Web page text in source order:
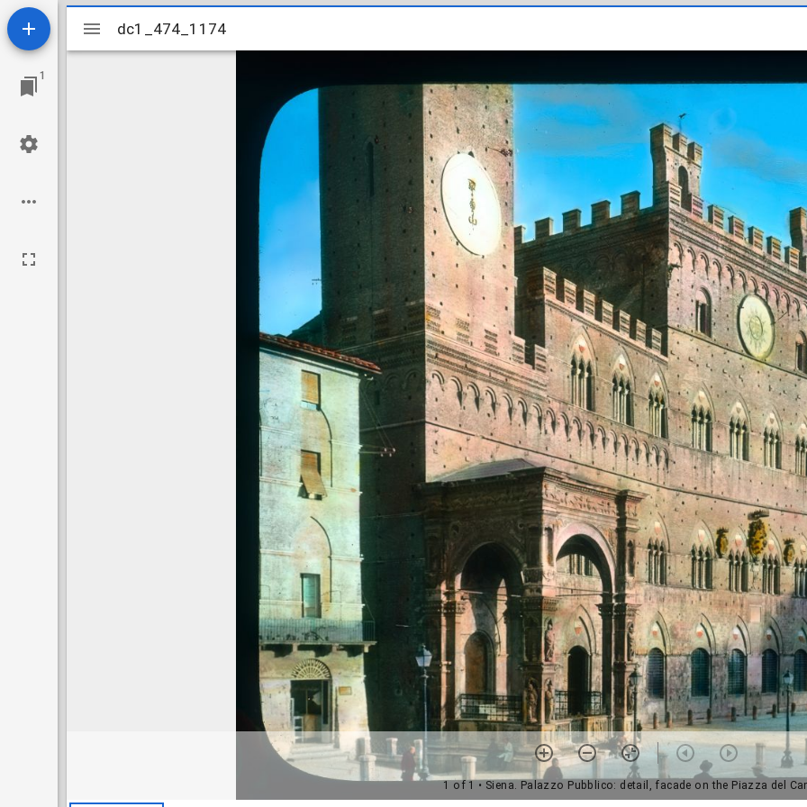
1
Mirador
viewer
dc1_474_1174
1 of 1 • Siena. Palazzo Pubblico: detail, facade on the Piazza del
dc1_474_1174